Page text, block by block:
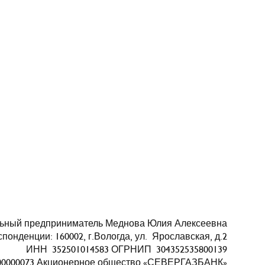
предприниматель Меднова Юлия Алексеевна
160002, г.Вологда, ул. Ярославская, д.2
ИНН 352501014583 ОГРНИП 304352535800139
Акционерное общество «СЕВЕРГАЗБАНК»